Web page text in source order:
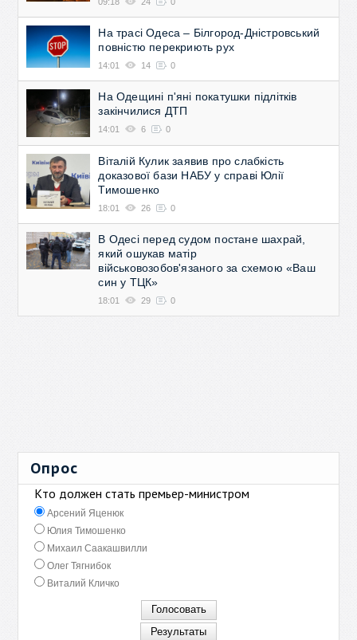
На трасі Одеса – Білгород-Дністровський
повністю перекриють рух
14:01 14 0
На Одещині п'яні покатушки підлітків
закінчилися ДТП
14:01 6 0
Віталій Кулик заявив про слабкість
доказової бази НАБУ у справі Юлії
Тимошенко
18:01 26 0
В Одесі перед судом постане шахрай,
який ошукав матір
військовозобов'язаного за схемою «Ваш
син у ТЦК»
18:01 29 0
Опрос
Кто должен стать премьер-министром
Арсений Яценюк
Юлия Тимошенко
Михаил Саакашвилли
Олег Тягнибок
Виталий Кличко